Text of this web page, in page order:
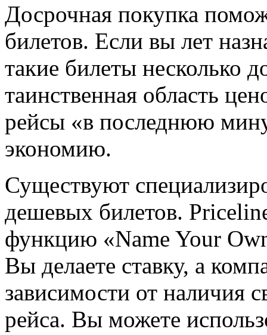
Досрочная покупка
билетов. Если вы лет
такие билеты несколько
таинственная область
рейсы «в последнюю
экономию.
Существуют
дешевых билетов.
функцию «Name Your
Вы делаете ставку, а
зависимости от наличия
рейса. Вы можете